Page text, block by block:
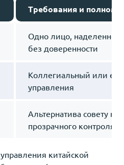
Требования и
Одно лицо, наделенное
без доверенности
Коллегиальный или
управления
Альтернатива совету
прозрачного контроля
китайской